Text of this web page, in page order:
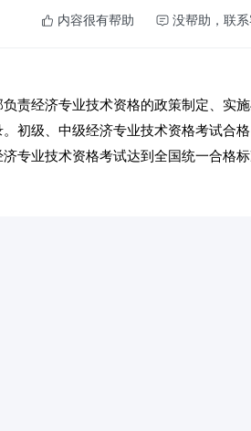
内容很有帮助 没帮助，联系
责经济专业技术资格的政策制定、实
初级、中级经济专业技术资格考试合格
专业技术资格考试达到全国统一合格